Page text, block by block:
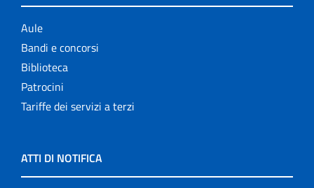
Aule
Bandi e concorsi
Biblioteca
Patrocini
Tariffe dei servizi a terzi
ATTI DI NOTIFICA